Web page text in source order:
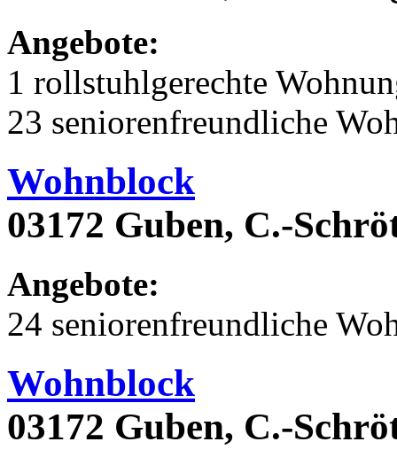
Angebote:
1 rollstuhlgerechte
23 seniorenfreundliche
Wohnblock
03172 Guben, C.-
Angebote:
24 seniorenfreundliche
Wohnblock
03172 Guben, C.-